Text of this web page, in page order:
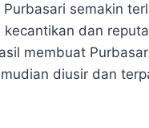
semakin
dan
membuat
diusir dan